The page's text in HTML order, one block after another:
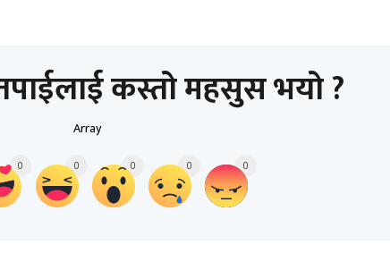
कस्तो महसुस भयो ?
Array
0 0 0 0 0